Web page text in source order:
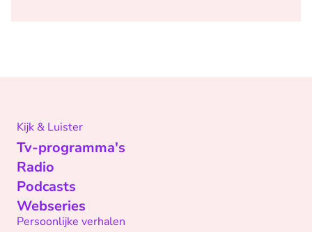
Kijk & Luister
Tv-programma's
Radio
Podcasts
Webseries
Persoonlijke verhalen